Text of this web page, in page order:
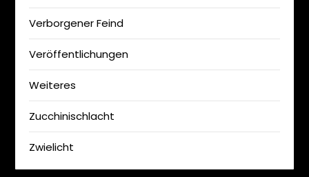
Verborgener Feind
Veröffentlichungen
Weiteres
Zucchinischlacht
Zwielicht